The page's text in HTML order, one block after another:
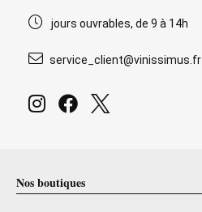
jours ouvrables, de 9 à 14h
service_client@vinissimus.fr
Nos boutiques